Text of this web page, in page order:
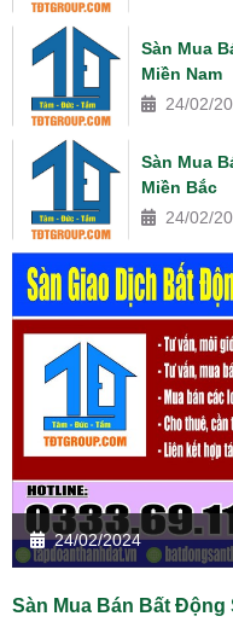
Sàn Mua
Miền Nam
24/02/
Sàn Mua
Miền Bắc
24/02/
24/02/2024
Sàn Mua Bán Bất Động